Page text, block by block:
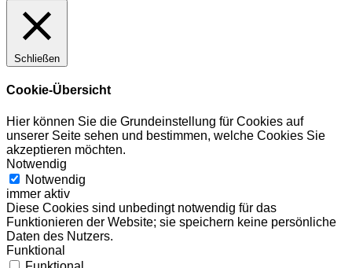
Schließen
Cookie-Übersicht
Hier können Sie die Grundeinstellung für Cookies auf
unserer Seite sehen und bestimmen, welche Cookies Sie
akzeptieren möchten.
Notwendig
Notwendig
immer aktiv
Diese Cookies sind unbedingt notwendig für das
Funktionieren der Website; sie speichern keine persönliche
Daten des Nutzers.
Funktional